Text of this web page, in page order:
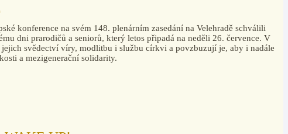
konference na svém 148. plenárním zasedání na Velehradě schválili
dni prarodičů a seniorů, který letos připadá na neděli 26. července. V
svědectví víry, modlitbu i službu církvi a povzbuzují je, aby i nadále
a mezigenerační solidarity.